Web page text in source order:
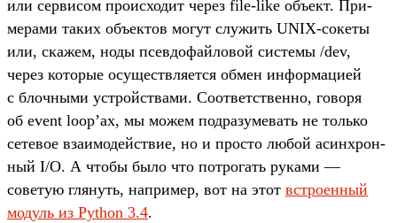
или сер­висом про­исхо­дит через file-like объ­ект. При­
мера­ми таких объ­ектов могут слу­жить UNIX-сокеты
или, ска­жем, ноды псев­дофай­ловой сис­темы /dev,
через которые осу­щест­вля­ется обмен информа­цией
с блоч­ными устрой­ства­ми. Соот­ветс­твен­но, говоря
об event loop’ах, мы можем под­разуме­вать не толь­ко
сетевое вза­имо­дей­ствие, но и прос­то любой асин­хрон­
ный I/O. А что­бы было что пот­рогать руками —
советую гля­нуть, нап­ример, вот на этот встро­енный
модуль из Python 3.4.